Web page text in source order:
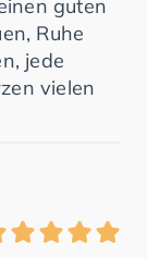
guten
Ruhe
jede
vielen